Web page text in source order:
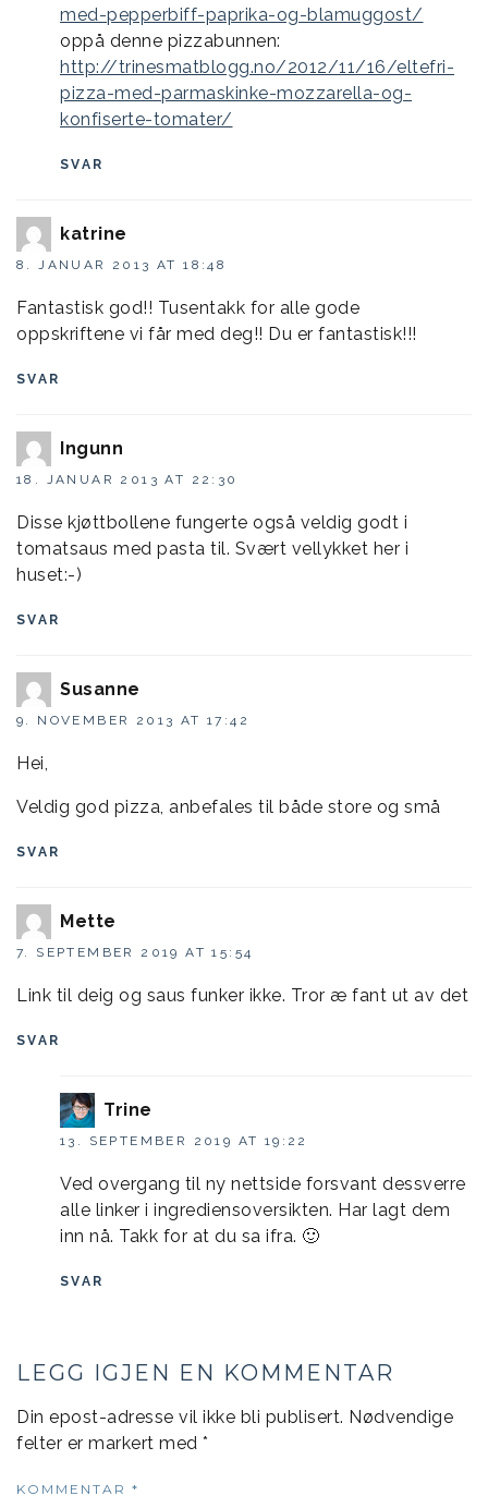
med-pepperbiff-paprika-og-blamuggost/
oppå denne pizzabunnen:
http://trinesmatblogg.no/2012/11/16/eltefri-
pizza-med-parmaskinke-mozzarella-og-
konfiserte-tomater/
SVAR
katrine
8. JANUAR 2013 AT 18:48
Fantastisk god!! Tusentakk for alle gode
oppskriftene vi får med deg!! Du er fantastisk!!!
SVAR
Ingunn
18. JANUAR 2013 AT 22:30
Disse kjøttbollene fungerte også veldig godt i
tomatsaus med pasta til. Svært vellykket her i
huset:-)
SVAR
Susanne
9. NOVEMBER 2013 AT 17:42
Hei,
Veldig god pizza, anbefales til både store og små
SVAR
Mette
7. SEPTEMBER 2019 AT 15:54
Link til deig og saus funker ikke. Tror æ fant ut av det
SVAR
Trine
13. SEPTEMBER 2019 AT 19:22
Ved overgang til ny nettside forsvant dessverre
alle linker i ingrediensoversikten. Har lagt dem
inn nå. Takk for at du sa ifra. 🙂
SVAR
LEGG IGJEN EN KOMMENTAR
Din epost-adresse vil ikke bli publisert. Nødvendige
felter er markert med *
KOMMENTAR *